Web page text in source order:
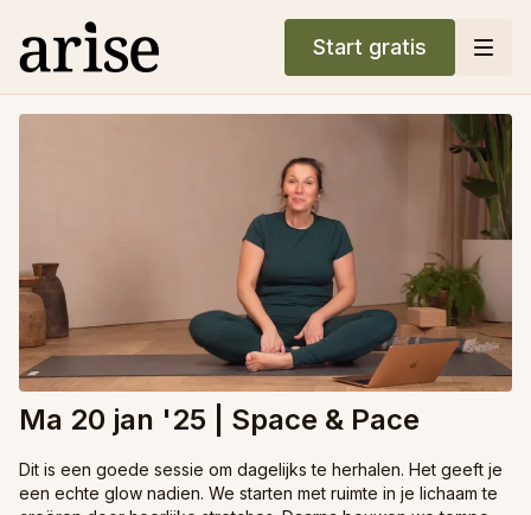
Start gratis
Ma 20 jan '25 | Space & Pace
Dit is een goede sessie om dagelijks te herhalen. Het geeft je
een echte glow nadien. We starten met ruimte in je lichaam te